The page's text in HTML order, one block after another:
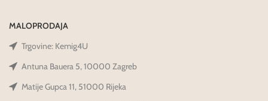
MALOPRODAJA
Trgovine: Kemig4U
Antuna Bauera 5, 10000 Zagreb
Matije Gupca 11, 51000 Rijeka